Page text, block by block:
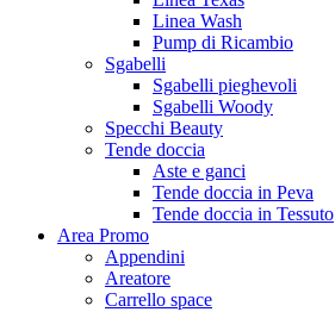
Linea Wash
Pump di Ricambio
Sgabelli
Sgabelli pieghevoli
Sgabelli Woody
Specchi Beauty
Tende doccia
Aste e ganci
Tende doccia in Peva
Tende doccia in Tessuto
Area Promo
Appendini
Areatore
Carrello space